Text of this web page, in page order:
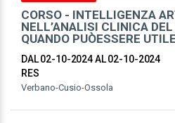
CORSO - INTELLIGENZA
NELL’ANALISI CLINICA
QUANDO PUÒESSERE
DAL 02-10-2024AL 02-10-2024
RES
Verbano-Cusio-Ossola